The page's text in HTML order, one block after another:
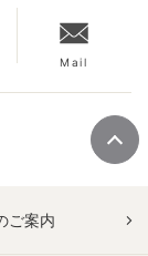
Mail
ご案内